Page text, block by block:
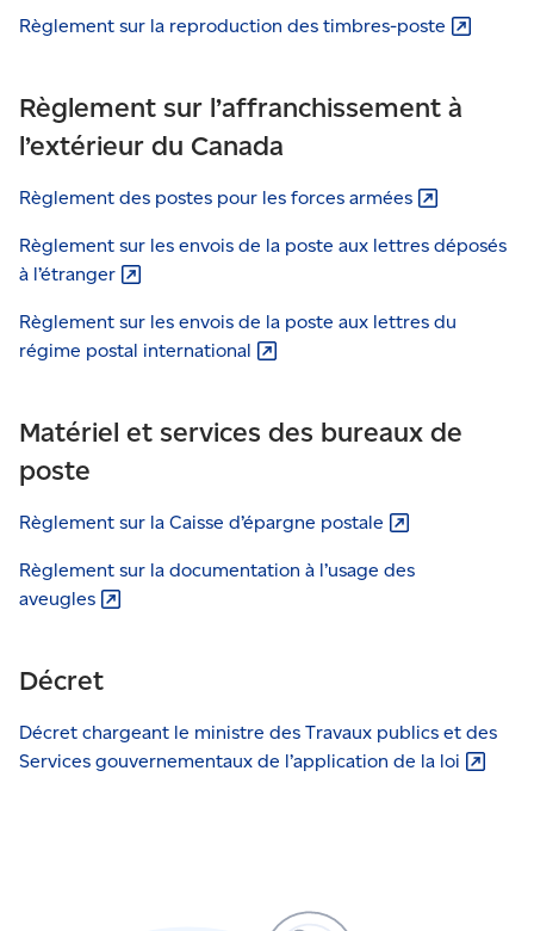
Règlement sur la reproduction des timbres-poste
Règlement sur l’affranchissement à
l’extérieur du Canada
Règlement des postes pour les forces armées
Règlement sur les envois de la poste aux lettres déposés
à l’étranger
Règlement sur les envois de la poste aux lettres du
régime postal international
Matériel et services des bureaux de
poste
Règlement sur la Caisse d’épargne postale
Règlement sur la documentation à l’usage des
aveugles
Décret
Décret chargeant le ministre des Travaux publics et des
Services gouvernementaux de l’application de la loi